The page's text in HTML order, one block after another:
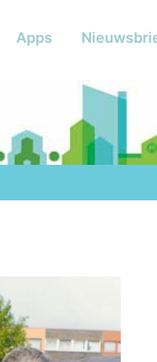
Apps